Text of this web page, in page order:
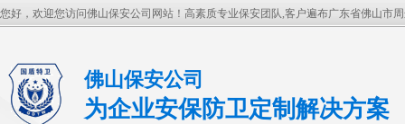
您好，欢迎您访问佛山保安公司网站！高素质专业保安团队,客户遍布广东省佛山市
佛山保安公司
为企业安保防卫定制解决方案